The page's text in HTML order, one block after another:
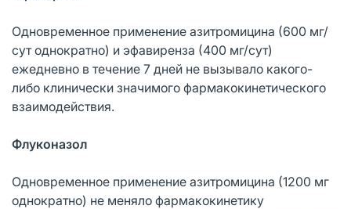
Одновременное применение азитромицина (600 мг/
сут однократно) и эфавиренза (400 мг/сут)
ежедневно в течение 7 дней не вызывало какого-
либо клинически значимого фармакокинетического
взаимодействия.
Флуконазол
Одновременное применение азитромицина (1200 мг
однократно) не меняло фармакокинетику